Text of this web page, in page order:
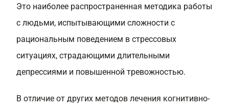
Это наиболее распространенная методика работы
с людьми, испытывающими сложности с
рациональным поведением в стрессовых
ситуациях, страдающими длительными
депрессиями и повышенной тревожностью.
В отличие от других методов лечения когнитивно-